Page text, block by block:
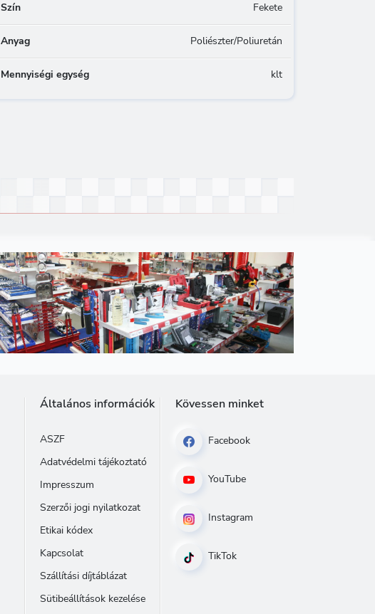
Szín Fekete
Anyag Poliészter/Poliuretán
Mennyiségi egység klt
Általános információk
ASZF
Adatvédelmi tájékoztató
Impresszum
Szerzői jogi nyilatkozat
Etikai kódex
Kapcsolat
Szállítási díjtáblázat
Sütibeállítások kezelése
Kövessen minket
Facebook
YouTube
Instagram
TikTok